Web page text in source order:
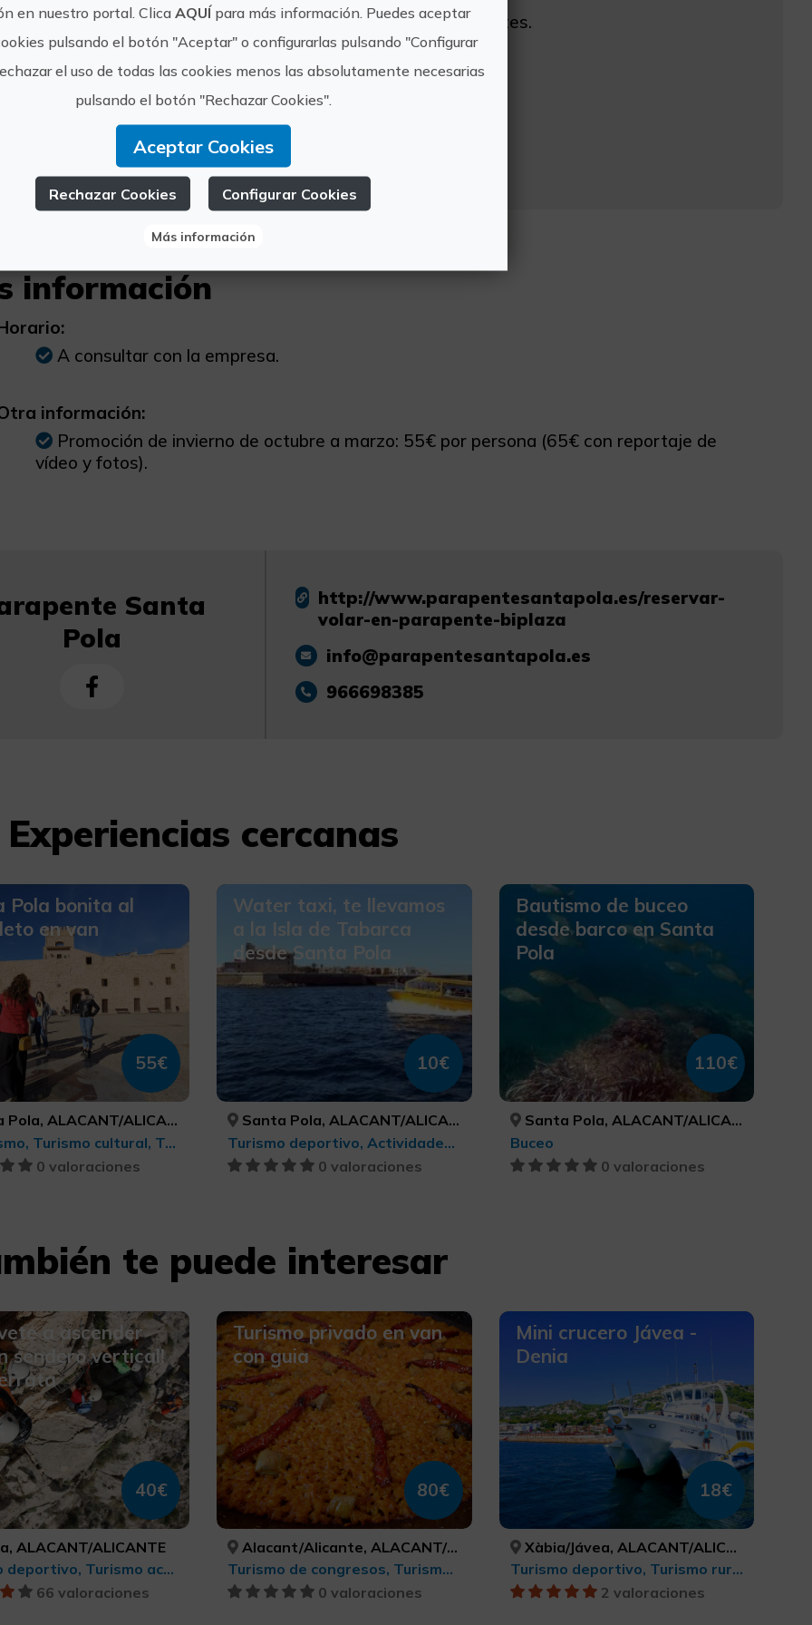
Todo el material y equipación técnica, incluidos casco y guantes.
Seguro.
20 - 25 minutos de vuelo, según las condiciones.
servicios
Reportaje de vídeo y fotos.
información
A consultar con la empresa.
información:
Promoción de invierno de octubre a marzo: 55€ por persona (65€ con reportaje de
vídeo y fotos).
Santa
Pola
http://www.parapentesantapola.es/reservar-
volar-en-parapente-biplaza
info@parapentesantapola.es
966698385
Experiencias cercanas
Pola bonita al
en van
55€
ALACANT/ALICANTE
Ecoturismo, Turismo cultural, Turismo cultural, Ciudades, Turismo rural y natural
0 valoraciones
Water taxi, te llevamos
a la Isla de Tabarca
desde Santa Pola
10€
Santa Pola, ALACANT/ALICANTE
Turismo deportivo, Actividades náuticas, Turismo deportivo
0 valoraciones
Bautismo de buceo
desde barco en Santa
Pola
110€
Santa Pola, ALACANT/ALICANTE
Buceo
0 valoraciones
te puede interesar
a ascender
sendero vertical!
40€
ALACANT/ALICANTE
Turismo deportivo, Turismo activo-aventura
66 valoraciones
Turismo privado en van
con guia
80€
Alacant/Alicante, ALACANT/ALICANTE
Turismo de congresos, Turismo gastronómico, Turismo de ocio y diversión, Turismo rural y natural, Ciudades, Senderismo, Buceo, Turismo cultural, Turismo musical, Actividades náuticas, Turismo activo-aventura
0 valoraciones
Mini crucero Jávea -
Denia
18€
Xàbia/Jávea, ALACANT/ALICANTE
Turismo deportivo, Turismo rural y natural, Actividades náuticas, Turismo activo-aventura, Parques Naturales
2 valoraciones
en nuestro portal. Clica AQUÍpara más información. Puedes aceptar
pulsando el botón "Aceptar" o configurarlas pulsando "Configurar
el uso de todas las cookies menos las absolutamente necesarias
pulsando el botón "Rechazar Cookies".
Aceptar Cookies
Rechazar Cookies Configurar Cookies
Más información